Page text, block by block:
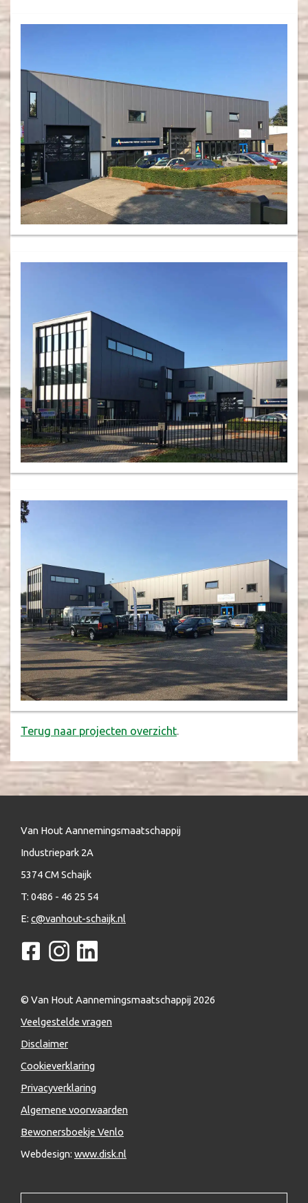
Terug naar projecten overzicht.
Van Hout Aannemingsmaatschappij
Industriepark 2A
5374 CM Schaijk
T: 0486 - 46 25 54
E: c@vanhout-schaijk.nl
© Van Hout Aannemingsmaatschappij 2026
Veelgestelde vragen
Disclaimer
Cookieverklaring
Privacyverklaring
Algemene voorwaarden
Bewonersboekje Venlo
Webdesign: www.disk.nl